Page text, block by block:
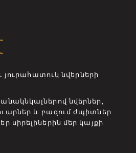
յուրահատուկ նվերների
նվերներ,
և բազում ժպիտներ
սիրելիներին մեր կայքի